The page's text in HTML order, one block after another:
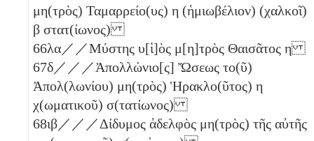
μη(τρὸς) Ταμαρρείο(υς) η (ἡμιωβέλιον) (χαλκοῖ)
β στατ(ίωνος)
66λα／／Μύστης υ[ἱ]ὸς μ[η]τρὸς Θαισᾶτος η
67δ／／／Ἀπολλώνιο[ς] Ὤσεως το(ῦ)
Ἀπολ(λωνίου) μη(τρὸς) Ἡρακλο(ῦτος) η
χ(ωματικοῦ) σ(τατίωνος)
68ιβ／／／Δίδυμος ἀδελφὸς μη(τρὸς) τῆς αὐτῆς